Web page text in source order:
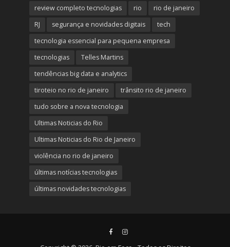
review completo tecnologias
rio
rio de janeiro
RJ
segurança e novidades digitais
tech
tecnologia essencial para pequena empresa
tecnologias
Telles Martins
tendências big data e analytics
tiroteio no rio de janeiro
trânsito rio de janeiro
tudo sobre a nova tecnologia
Ultimas Noticias do Rio
Ultimas Noticias do Rio de Janeiro
violência no rio de janeiro
últimas notícias tecnologias
últimas novidades tecnologias